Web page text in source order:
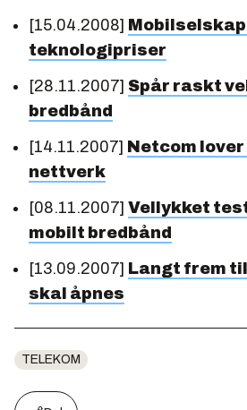
[15.04.2008]
teknologipriser
[28.11.2007] Spår raskt
bredbånd
[14.11.2007] Netcom lover
nettverk
[08.11.2007] Vellykket
mobilt bredbånd
[13.09.2007] Langt frem
skal åpnes
TELEKOM